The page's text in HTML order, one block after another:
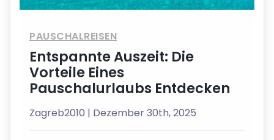
PAUSCHALREISEN
Entspannte Auszeit: Die
Vorteile Eines
Pauschalurlaubs Entdecken
Zagreb2010 | Dezember 30th, 2025